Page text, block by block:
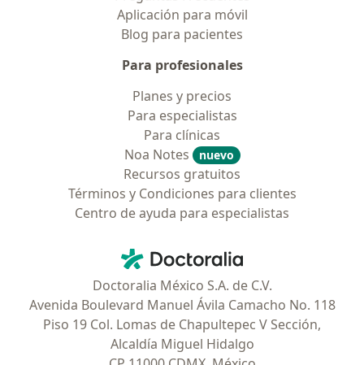
Aplicación para móvil
Blog para pacientes
Para profesionales
Planes y precios
Para especialistas
Para clínicas
Noa Notes
nuevo
Recursos gratuitos
Términos y Condiciones para clientes
Centro de ayuda para especialistas
Doctoralia - Página de inicio
Doctoralia México S.A. de C.V.
Avenida Boulevard Manuel Ávila Camacho No. 118
Piso 19 Col. Lomas de Chapultepec V Sección,
Alcaldía Miguel Hidalgo